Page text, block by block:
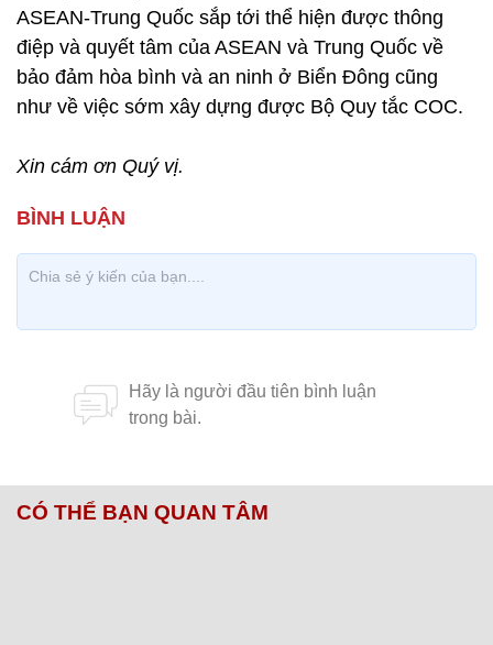
ASEAN-Trung Quốc sắp tới thể hiện được thông
điệp và quyết tâm của ASEAN và Trung Quốc về
bảo đảm hòa bình và an ninh ở Biển Đông cũng
như về việc sớm xây dựng được Bộ Quy tắc COC.
Xin cám ơn Quý vị.
CÓ THỂ BẠN QUAN TÂM